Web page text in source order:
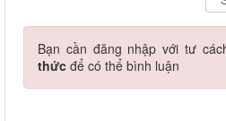
Bạn cần đăng nhập với tư
thức để có thể bình luận